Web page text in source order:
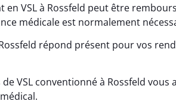
en VSL à Rossfeld peut être
médicale est normalement
répond présent pour vos
VSL conventionné à Rossfeld